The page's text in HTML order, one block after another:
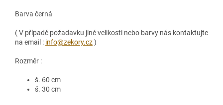
Barva černá
( V případě požadavku jiné velikosti nebo barvy nás kontaktujte
na email : info@zekory.cz)
Rozměr :
š. 60 cm
š. 30 cm